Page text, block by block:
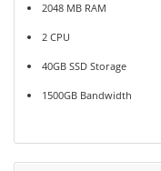
2048 MB RAM
2 CPU
40GB SSD Storage
1500GB Bandwidth